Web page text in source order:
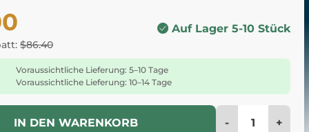
$86.40
Auf Lager 5-10 Stück
Voraussichtliche Lieferung: 5–10 Tage
Voraussichtliche Lieferung: 10–14 Tage
IN DEN WARENKORB - +